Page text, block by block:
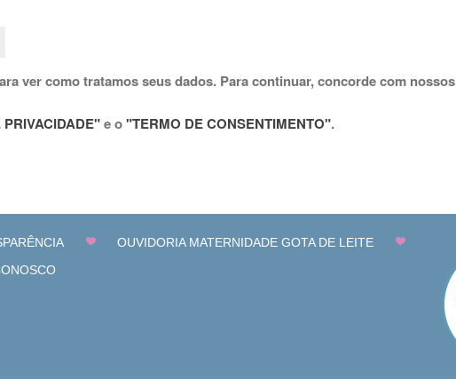
ver como tratamos seus dados. Para continuar, concorde com nossos
e o"TERMO DE CONSENTIMENTO".
OUVIDORIA MATERNIDADE GOTA DE LEITE